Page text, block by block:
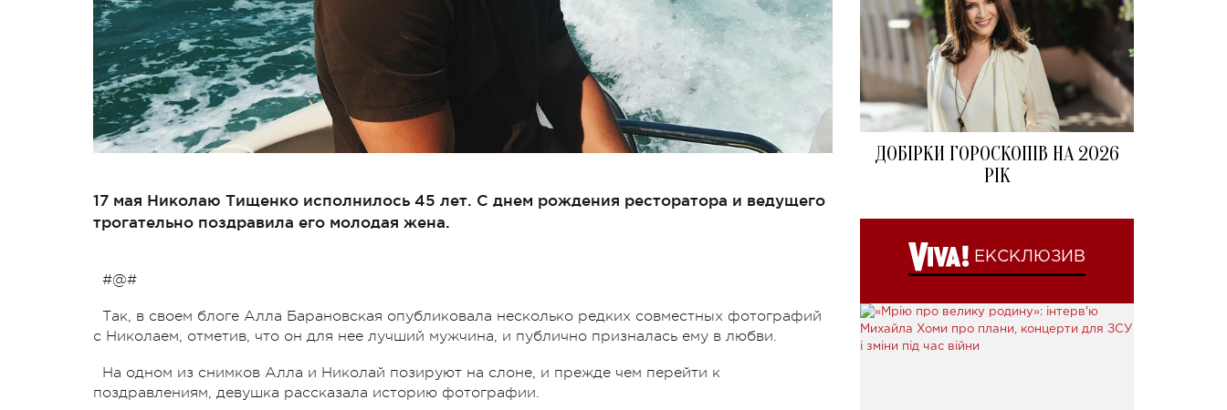
17 мая Николаю Тищенко исполнилось 45 лет. С днем рождения ресторатора и ведущего
трогательно поздравила его молодая жена.
#@#
Так, в своем блоге Алла Барановская опубликовала несколько редких совместных фотографий
с Николаем, отметив, что он для нее лучший мужчина, и публично призналась ему в любви.
На одном из снимков Алла и Николай позируют на слоне, и прежде чем перейти к
поздравлениям, девушка рассказала историю фотографии.
ДОБІРКИ ГОРОСКОПІВ НА 2026
РІК
ЕКСКЛЮЗИВ